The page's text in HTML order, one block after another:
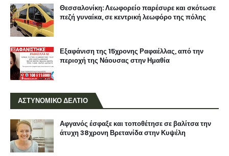
Θεσσαλονίκη: Λεωφορείο παρέσυρε και σκότωσε
πεζή γυναίκα, σε κεντρική λεωφόρο της πόλης
Εξαφάνιση της 15χρονης Ραφαέλλας, από την
περιοχή της Νάουσας στην Ημαθία
ΑΣΤΥΝΟΜΙΚΟ ΔΕΛΤΙΟ
Αφγανός έσφαξε και τοποθέτησε σε βαλίτσα την
άτυχη 38χρονη Βρετανίδα στην Κυψέλη